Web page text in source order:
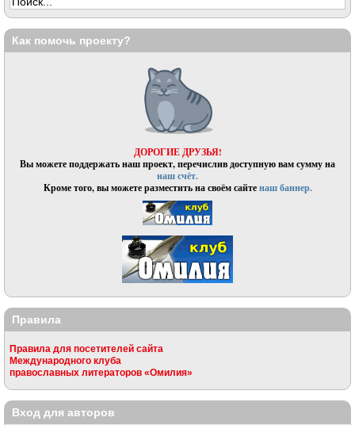
Как помочь проекту?
ДОРОГИЕ ДРУЗЬЯ!
Вы можете поддержать наш проект, перечислив доступную вам сумму на
наш счёт.
Кроме того, вы можете разместить на своём сайтенаш баннер.
Правила
Правила для посетителей сайта
Международного клуба
православных литераторов «Омилия»
Вход для авторов